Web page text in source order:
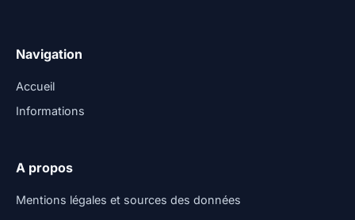
Navigation
Accueil
Informations
A propos
Mentions légales et sources des données